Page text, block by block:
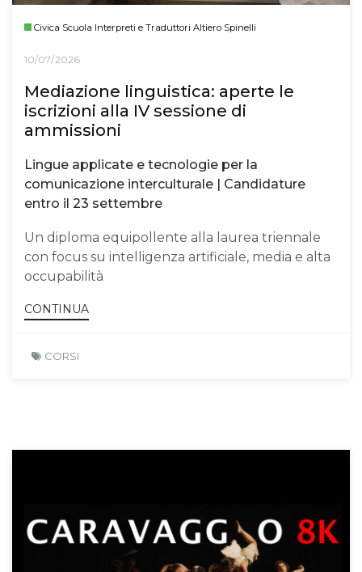
Civica Scuola Interpreti e Traduttori Altiero Spinelli
10/07/2026
Mediazione linguistica: aperte le
iscrizioni alla IV sessione di
ammissioni
Lingue applicate e tecnologie per la
comunicazione interculturale | Candidature
entro il 23 settembre
Un diploma equipollente alla laurea triennale
con focus su intelligenza artificiale, media e alta
occupabilità
CONTINUA
CORSI